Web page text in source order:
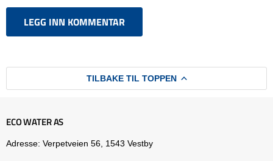
LEGG INN KOMMENTAR
TILBAKE TIL TOPPEN
ECO WATER AS
Adresse: Verpetveien 56, 1543 Vestby